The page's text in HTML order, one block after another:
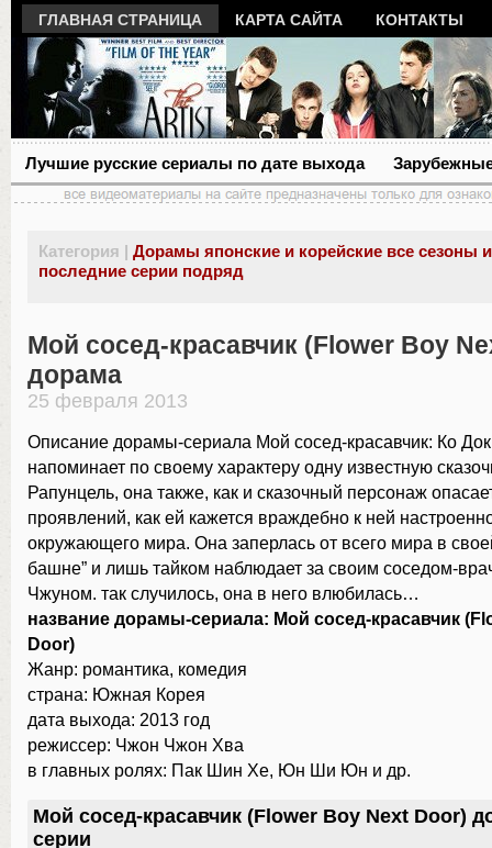
ГЛАВНАЯ СТРАНИЦА КАРТА САЙТА КОНТАКТЫ
Лучшие русские сериалы по дате выхода
Категория | Дорамы японские и корейские все сезоны
последние серии подряд
Мой сосед-красавчик (Flower Boy
дорама
25 февраля 2013
Описание дорамы-сериала Мой сосед-красавчик: Ко
напоминает по своему характеру одну известную
Рапунцель, она также, как и сказочный персонаж
проявлений, как ей кажется враждебно к ней
окружающего мира. Она заперлась от всего мира в
башне” и лишь тайком наблюдает за своим соседом-
Чжуном. так случилось, она в него влюбилась…
название дорамы-сериала: Мой сосед-красавчик
Door)
Жанр: романтика, комедия
страна: Южная Корея
дата выхода: 2013 год
режиссер: Чжон Чжон Хва
в главных ролях: Пак Шин Хе, Юн Ши Юн и др.
Мой сосед-красавчик (Flower Boy Next Door)
серии